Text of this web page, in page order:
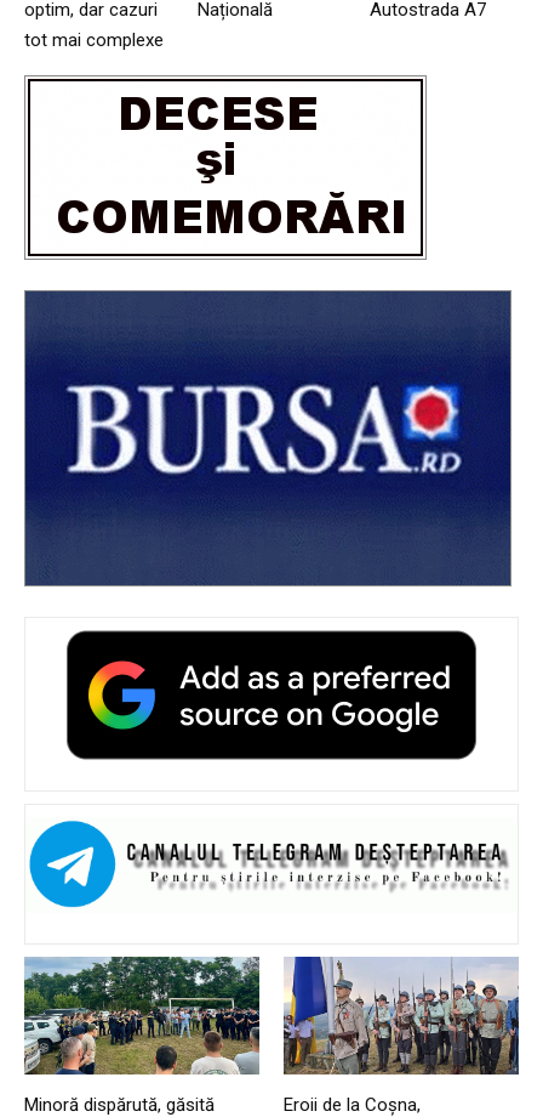
optim, dar cazuri
tot mai complexe
Națională
Autostrada A7
Minoră dispărută, găsită
Eroii de la Coșna,